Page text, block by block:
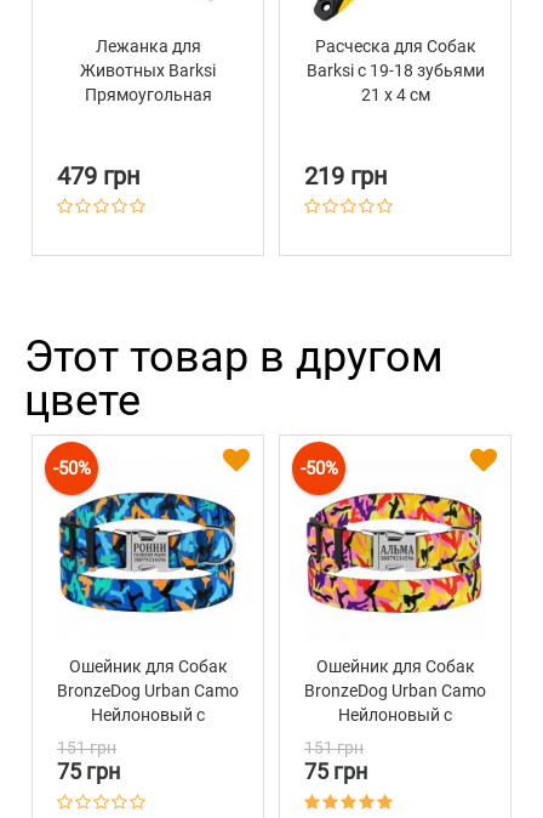
Лежанка для
Животных Barksi
Прямоугольная
479 грн
Расческа для Собак
Barksi с 19-18 зубьями
21 х 4 см
219 грн
Этот товар в другом
цвете
-50%
Ошейник для Собак
BronzeDog Urban Camo
Нейлоновый с
Пряжкой Синий
151 грн
75 грн
-50%
Ошейник для Собак
BronzeDog Urban Camo
Нейлоновый с
Пряжкой Оранжевый
151 грн
75 грн